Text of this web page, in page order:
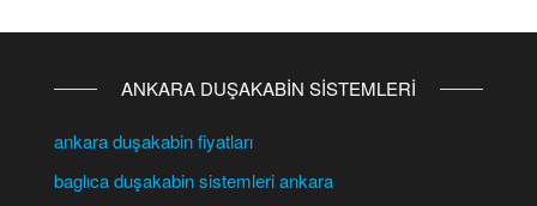
ANKARA DUŞAKABİN SİSTEMLERİ
ankara duşakabin fiyatları
baglıca duşakabin sistemleri ankara